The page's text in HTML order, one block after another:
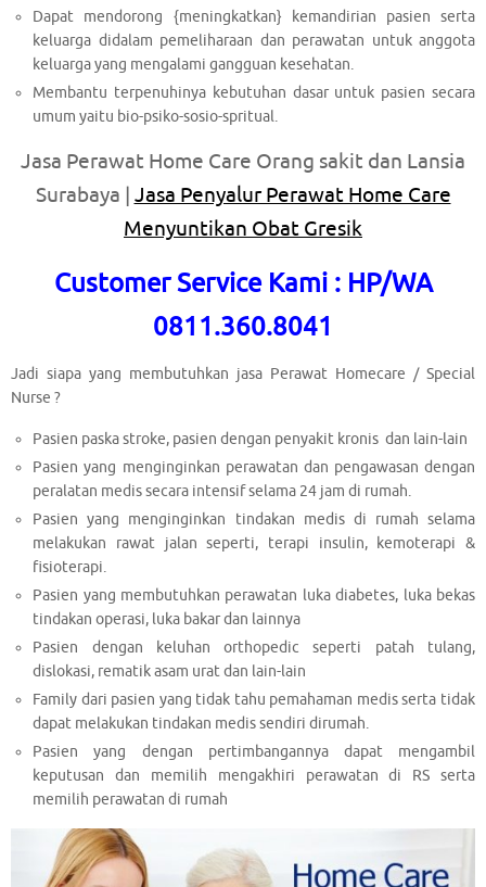
Dapat mendorong {meningkatkan} kemandirian pasien serta
keluarga didalam pemeliharaan dan perawatan untuk anggota
keluarga yang mengalami gangguan kesehatan.
Membantu terpenuhinya kebutuhan dasar untuk pasien secara
umum yaitu bio-psiko-sosio-spritual.
Jasa Perawat Home Care Orang sakit dan Lansia
Surabaya | Jasa Penyalur Perawat Home Care
Menyuntikan Obat Gresik
Customer Service Kami : HP/WA
0811.360.8041
Jadi siapa yang membutuhkan jasa Perawat Homecare / Special
Nurse ?
Pasien paska stroke, pasien dengan penyakit kronis dan lain-lain
Pasien yang menginginkan perawatan dan pengawasan dengan
peralatan medis secara intensif selama 24 jam di rumah.
Pasien yang menginginkan tindakan medis di rumah selama
melakukan rawat jalan seperti, terapi insulin, kemoterapi &
fisioterapi.
Pasien yang membutuhkan perawatan luka diabetes, luka bekas
tindakan operasi, luka bakar dan lainnya
Pasien dengan keluhan orthopedic seperti patah tulang,
dislokasi, rematik asam urat dan lain-lain
Family dari pasien yang tidak tahu pemahaman medis serta tidak
dapat melakukan tindakan medis sendiri dirumah.
Pasien yang dengan pertimbangannya dapat mengambil
keputusan dan memilih mengakhiri perawatan di RS serta
memilih perawatan di rumah